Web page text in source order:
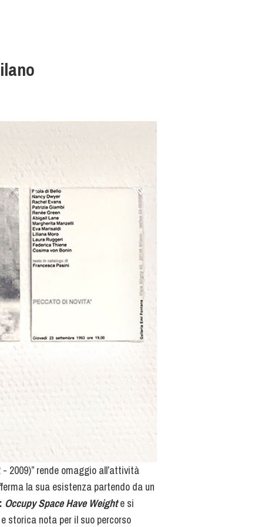
2009)” rende omaggio all’attività
la sua esistenza partendo da un
Occupy Space Have Weighte si
storica nota per il suo percorso